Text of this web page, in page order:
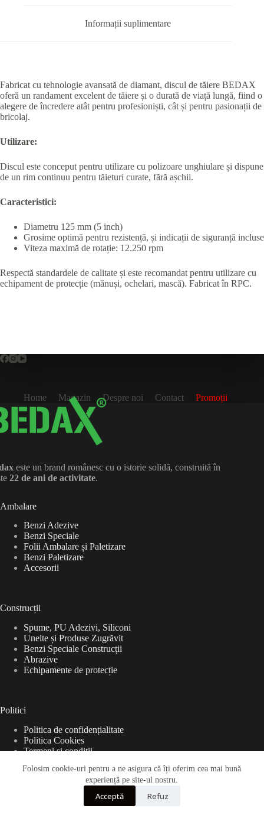
Folosim cookie-uri pentru a ne asigura că îți oferim cea mai bună
experiență pe site-ul nostru.
Acceptă Refuz
Informații suplimentare
Fabricat cu tehnologie avansată de diamant, discul de tăiere BEDAX
oferă un randament excelent de tăiere și o durată de viață lungă, fiind o
alegere de încredere atât pentru profesioniști, cât și pentru pasionații de
bricolaj.
Utilizare:
Discul este conceput pentru utilizare cu polizoare unghiulare și dispune
de un rim continuu pentru tăieturi curate, fără așchii.
Caracteristici:
Diametru 125 mm (5 inch)
Grosime optimă pentru rezistență, și indicații de siguranță incluse
Viteza maximă de rotație: 12.250 rpm
Respectă standardele de calitate și este recomandat pentru utilizare cu
echipament de protecție (mănuși, ochelari, mască). Fabricat în RPC.
Home Magazin Despre noi Contact Promoții
este un brand românesc cu o istorie solidă, construită în
22 de ani de activitate.
Ambalare
Benzi Adezive
Benzi Speciale
Folii Ambalare și Paletizare
Benzi Paletizare
Accesorii
Construcții
Spume, PU Adezivi, Siliconi
Unelte și Produse Zugrăvit
Benzi Speciale Construcții
Abrazive
Echipamente de protecție
Politici
Politica de confidențialitate
Politica Cookies
Termeni și condiții